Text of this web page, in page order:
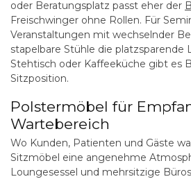
oder Beratungsplatz passt eher der
Freischwinger ohne Rollen. Für
Veranstaltungen mit wechselnder
stapelbare Stühle die platzsparende
Stehtisch oder Kaffeeküche gibt es
Sitzposition.
Polstermöbel für
Wartebereich
Wo Kunden, Patienten und Gäste
Sitzmöbel eine angenehme
Loungesessel und mehrsitzige